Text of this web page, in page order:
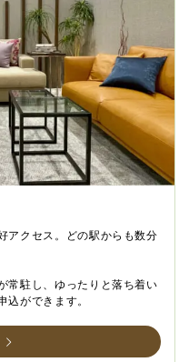
アクセス。どの駅からも数分
常駐し、ゆったりと落ち着い
込ができます。